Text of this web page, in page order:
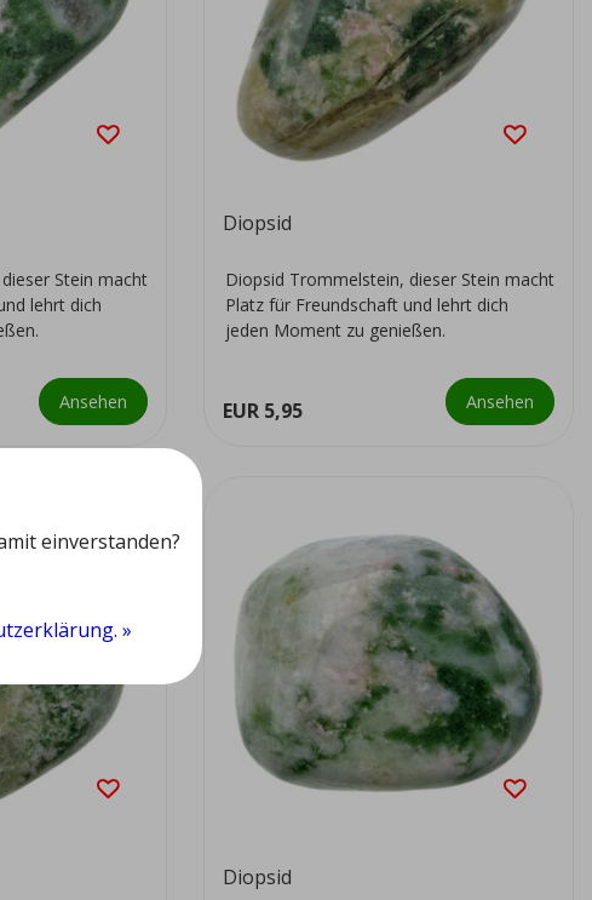
Stein macht
lehrt dich
Ansehen
Diopsid
Diopsid Trommelstein, dieser Stein macht
Platz für Freundschaft und lehrt dich
jeden Moment zu genießen.
EUR 5,95 Ansehen
Diopsid
einverstanden?
»